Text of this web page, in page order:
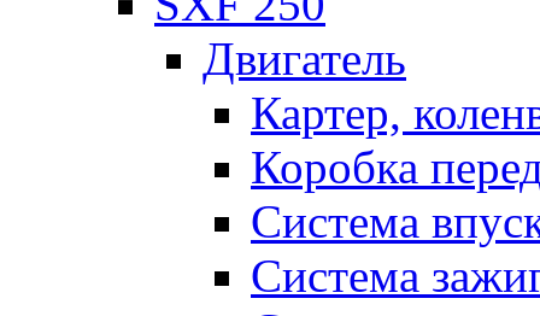
Двигатель
Картер,
Коробка
Система
Система